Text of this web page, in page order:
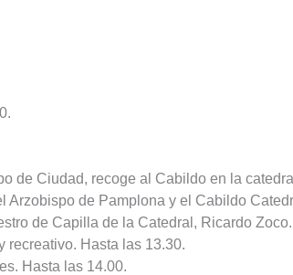
de Ciudad, recoge al Cabildo en la
de Pamplona y el Cabildo
de Capilla de la Catedral, Ricardo Zoco.
recreativo. Hasta las 13.30.
Hasta las 14.00.